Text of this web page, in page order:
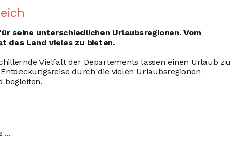
seine unterschiedlichen Urlaubsregionen. Vom
das Land vieles zu bieten.
Vielfalt der Departements lassen einen Urlaub zu
durch die vielen Urlaubsregionen
begleiten.
...